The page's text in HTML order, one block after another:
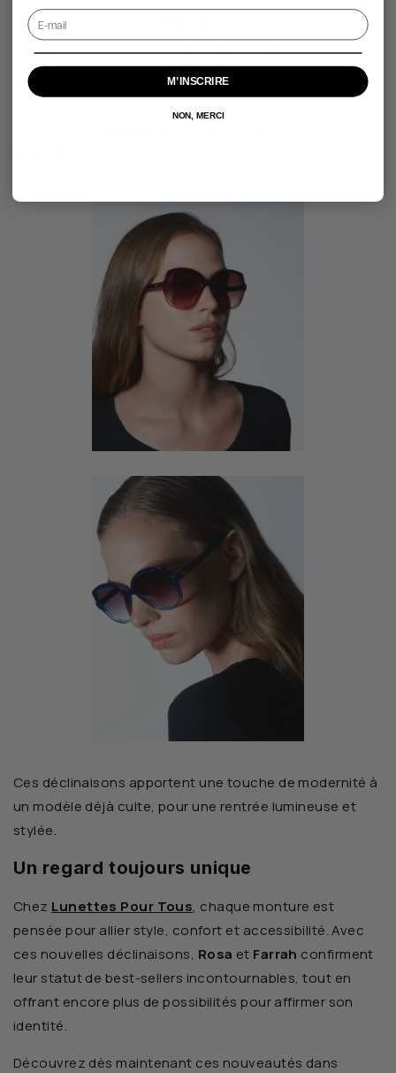
Oversize et glamour, la
parfaite pour celles et ceux qui aiment affirmer leur
style. Elle allie protection et élégance, tout en sublimant
les visages grâce à sa forme généreuse.
Ces déclinaisons apportent une touche de modernité à
un modèle déjà culte, pour une rentrée lumineuse et
stylée.
Un regard toujours unique
Chez Lunettes Pour Tous, chaque monture est
pensée pour allier style, confort et accessibilité. Avec
ces nouvelles déclinaisons, Rosa et Farrah confirment
leur statut de best-sellers incontournables, tout en
offrant encore plus de possibilités pour affirmer son
identité.
Découvrez dès maintenant ces nouveautés dans
M’INSCRIRE
NON, MERCI